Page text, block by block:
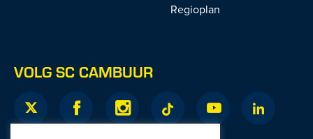
Regioplan
VOLG SC CAMBUUR